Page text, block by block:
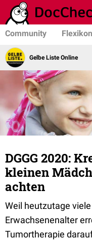
Community Flexikon
Gelbe Liste Online
DGGG 2020:
kleinen
achten
Weil heutzutage
Erwachsenenalter
Tumortherapie